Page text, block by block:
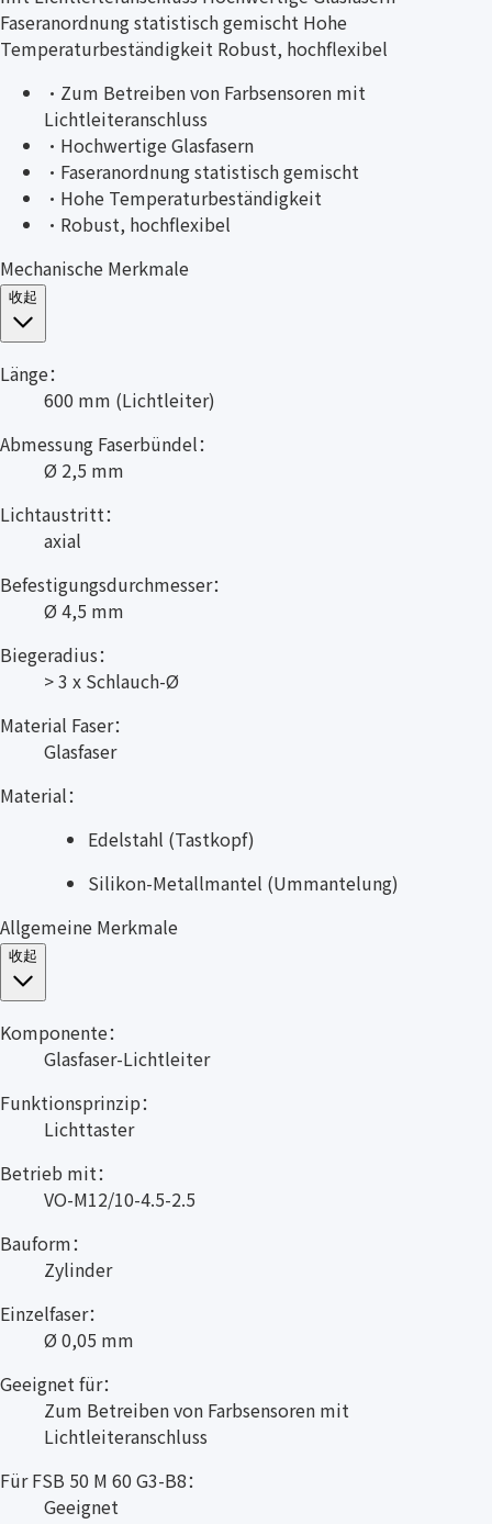
Faseranordnung statistisch gemischt Hohe
Temperaturbeständigkeit Robust, hochflexibel
· Zum Betreiben von Farbsensoren mit
Lichtleiteranschluss
· Hochwertige Glasfasern
· Faseranordnung statistisch gemischt
· Hohe Temperaturbeständigkeit
· Robust, hochflexibel
Mechanische Merkmale
收起
Länge：
600 mm (Lichtleiter)
Abmessung Faserbündel：
Ø 2,5 mm
Lichtaustritt：
axial
Befestigungsdurchmesser：
Ø 4,5 mm
Biegeradius：
> 3 x Schlauch-Ø
Material Faser：
Glasfaser
Material：
Edelstahl (Tastkopf)
Silikon-Metallmantel (Ummantelung)
Allgemeine Merkmale
收起
Komponente：
Glasfaser-Lichtleiter
Funktionsprinzip：
Lichttaster
Betrieb mit：
VO-M12/10-4.5-2.5
Bauform：
Zylinder
Einzelfaser：
Ø 0,05 mm
Geeignet für：
Zum Betreiben von Farbsensoren mit
Lichtleiteranschluss
Für FSB 50 M 60 G3-B8：
Geeignet